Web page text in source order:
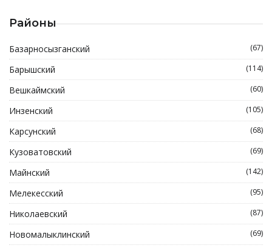
Районы
Базарносызганский (67)
Барышский (114)
Вешкаймский (60)
Инзенский (105)
Карсунский (68)
Кузоватовский (69)
Майнский (142)
Мелекесский (95)
Николаевский (87)
Новомалыклинский (69)